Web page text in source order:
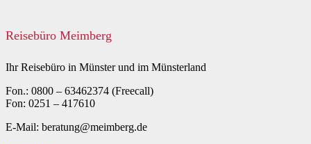
Reisebüro Meimberg
Ihr Reisebüro in Münster und im Münsterland
Fon.: 0800 – 63462374 (Freecall)
Fon: 0251 – 417610
E-Mail: beratung@meimberg.de